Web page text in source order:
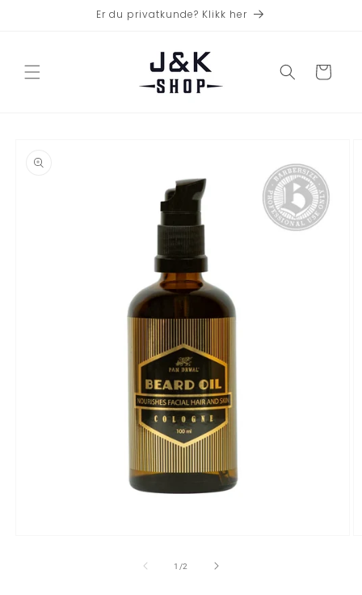
Er du privatkunde? Klikk her
Handlekurv
1 /av
2